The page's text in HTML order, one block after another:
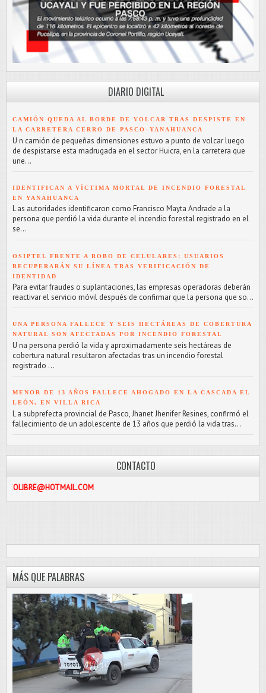
DIARIO DIGITAL
CAMIÓN QUEDA AL BORDE DE VOLCAR TRAS DESPISTE EN
LA CARRETERA CERRO DE PASCO–YANAHUANCA
U n camión de pequeñas dimensiones estuvo a punto de volcar luego
de despistarse esta madrugada en el sector Huicra, en la carretera que
une...
IDENTIFICAN A VÍCTIMA MORTAL DE INCENDIO FORESTAL
EN YANAHUANCA
L as autoridades identificaron como Francisco Mayta Andrade a la
persona que perdió la vida durante el incendio forestal registrado en el
se...
OSIPTEL FRENTE A ROBO DE CELULARES: USUARIOS
RECUPERARÁN SU LÍNEA TRAS VERIFICACIÓN DE
IDENTIDAD
Para evitar fraudes o suplantaciones, las empresas operadoras deberán
reactivar el servicio móvil después de confirmar que la persona que so...
UNA PERSONA FALLECE Y SEIS HECTÁREAS DE COBERTURA
NATURAL SON AFECTADAS POR INCENDIO FORESTAL
U na persona perdió la vida y aproximadamente seis hectáreas de
cobertura natural resultaron afectadas tras un incendio forestal
registrado ...
MENOR DE 13 AÑOS FALLECE AHOGADO EN LA CASCADA EL
LEÓN, EN VILLA RICA
L a subprefecta provincial de Pasco, Jhanet Jhenifer Resines, confirmó el
fallecimiento de un adolescente de 13 años que perdió la vida tras...
CONTACTO
MÁS QUE PALABRAS